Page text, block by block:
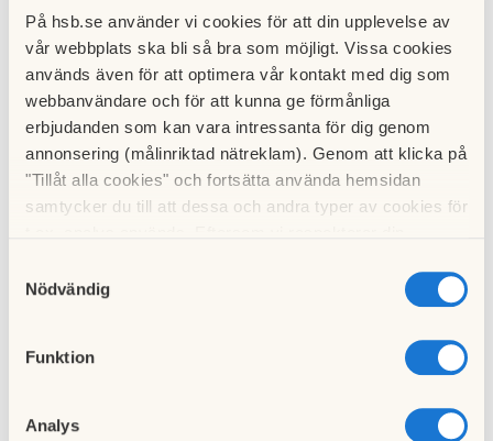
På hsb.se använder vi cookies för att din upplevelse av
vår webbplats ska bli så bra som möjligt. Vissa cookies
används även för att optimera vår kontakt med dig som
webbanvändare och för att kunna ge förmånliga
erbjudanden som kan vara intressanta för dig genom
annonsering (målinriktad nätreklam). Genom att klicka på
"Tillåt alla cookies" och fortsätta använda hemsidan
samtycker du till att dessa och andra typer av cookies för
cookies och välja att endast tillåta ett urval.
Nödvändig
Funktion
Analys
Om du är osäker på vem du ska kontakta och när kan du
denna artikeln.
Utskrift
Om du önskar att skriva ut en sida med kontaktuppgifter för
att sätta upp i ditt hem så har vi skapat en sammanfattad
version som kan kommas åt nedan.
Ärenden som berör kontakt med HSB innefattar